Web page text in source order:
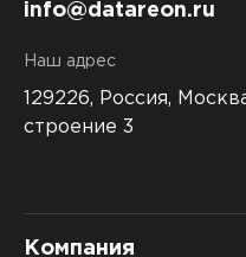
info@datareon.ru
Наш адрес
129226, Россия,
строение 3
Компания